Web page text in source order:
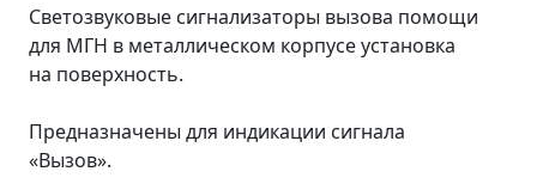
Светозвуковые сигнализаторы вызова помощи
для МГН в металлическом корпусе установка
на поверхность.
Предназначены для индикации сигнала
«Вызов».